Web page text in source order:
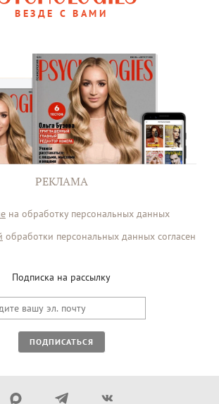
ВЕЗДЕ С ВАМИ
РЕКЛАМА
на обработку персональных данных
обработки персональных данных согласен
Подписка на рассылку
ПОДПИСАТЬСЯ